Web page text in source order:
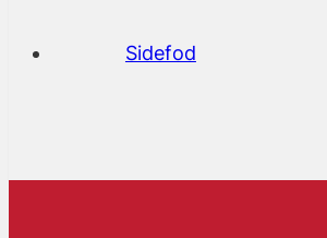
Sidefod